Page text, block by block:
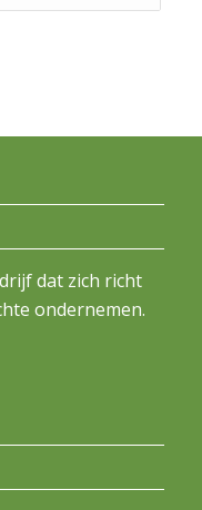
dat zich richt
ondernemen.